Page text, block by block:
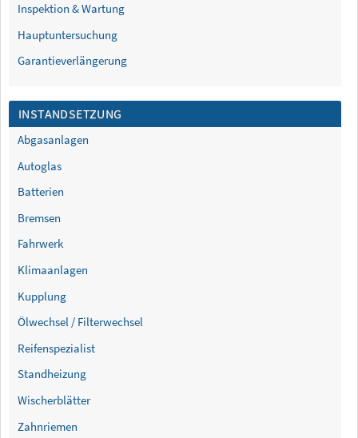
Inspektion & Wartung
Hauptuntersuchung
Garantieverlängerung
INSTANDSETZUNG
Abgasanlagen
Autoglas
Batterien
Bremsen
Fahrwerk
Klimaanlagen
Kupplung
Ölwechsel / Filterwechsel
Reifenspezialist
Standheizung
Wischerblätter
Zahnriemen